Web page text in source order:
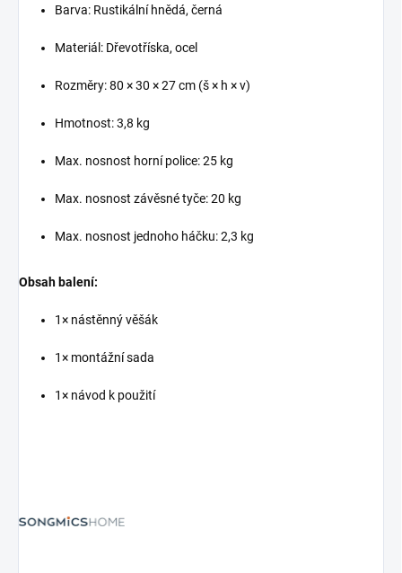
Barva: Rustikální hnědá, černá
Materiál: Dřevotříska, ocel
Rozměry: 80 × 30 × 27 cm (š × h × v)
Hmotnost: 3,8 kg
Max. nosnost horní police: 25 kg
Max. nosnost závěsné tyče: 20 kg
Max. nosnost jednoho háčku: 2,3 kg
Obsah balení:
1× nástěnný věšák
1× montážní sada
1× návod k použití